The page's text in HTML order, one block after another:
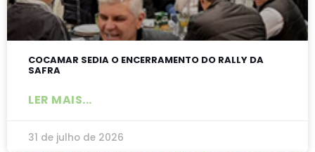
COCAMAR SEDIA O ENCERRAMENTO DO RALLY DA
SAFRA
LER MAIS...
31 de julho de 2026